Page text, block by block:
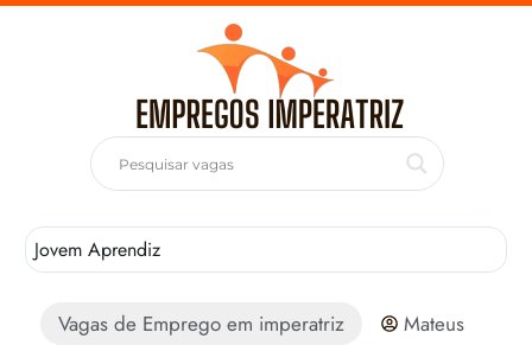
Jovem Aprendiz
Vagas de Emprego em imperatriz
Mateus